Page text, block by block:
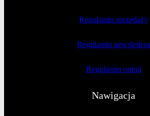
Regulamin sprzedaży
Regulamin newslettera
Regulamin opinii
Nawigacja